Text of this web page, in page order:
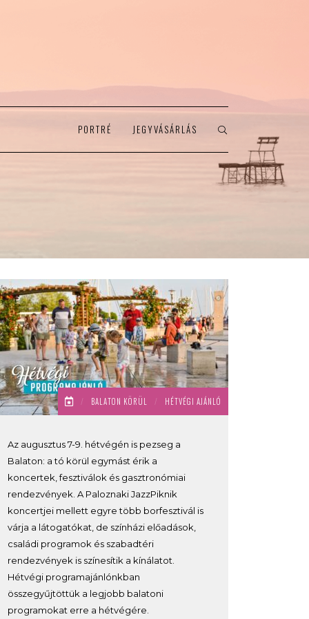
PORTRÉ JEGYVÁSÁRLÁS
/ BALATON KÖRÜL / HÉTVÉGI AJÁNLÓ
Az augusztus 7-9. hétvégén is pezseg a
Balaton: a tó körül egymást érik a
koncertek, fesztiválok és gasztronómiai
rendezvények. A Paloznaki JazzPiknik
koncertjei mellett egyre több borfesztivál is
várja a látogatókat, de színházi előadások,
családi programok és szabadtéri
rendezvények is színesítik a kínálatot.
Hétvégi programajánlónkban
összegyűjtöttük a legjobb balatoni
programokat erre a hétvégére.